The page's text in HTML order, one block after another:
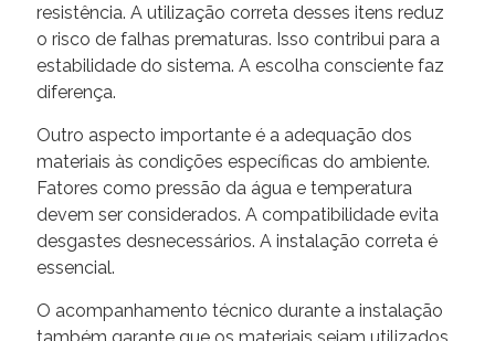
resistência. A utilização correta desses itens reduz
o risco de falhas prematuras. Isso contribui para a
estabilidade do sistema. A escolha consciente faz
diferença.
Outro aspecto importante é a adequação dos
materiais às condições específicas do ambiente.
Fatores como pressão da água e temperatura
devem ser considerados. A compatibilidade evita
desgastes desnecessários. A instalação correta é
essencial.
O acompanhamento técnico durante a instalação
também garante que os materiais sejam utilizados